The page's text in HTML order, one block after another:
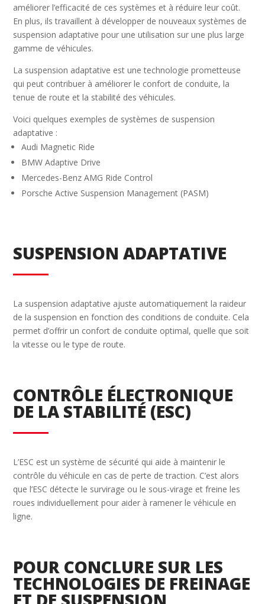
améliorer l’efficacité de ces systèmes et à réduire leur coût.
En plus, ils travaillent à développer de nouveaux systèmes de
suspension adaptative pour une utilisation sur une plus large
gamme de véhicules.
La suspension adaptative est une technologie prometteuse
qui peut contribuer à améliorer le confort de conduite, la
tenue de route et la stabilité des véhicules.
Voici quelques exemples de systèmes de suspension
adaptative :
Audi Magnetic Ride
BMW Adaptive Drive
Mercedes-Benz AMG Ride Control
Porsche Active Suspension Management (PASM)
SUSPENSION ADAPTATIVE
La suspension adaptative ajuste automatiquement la raideur
de la suspension en fonction des conditions de conduite. Cela
permet d’offrir un confort de conduite optimal, quelle que soit
la vitesse ou le type de route.
CONTRÔLE ÉLECTRONIQUE
DE LA STABILITÉ (ESC)
L’ESC est un système de sécurité qui aide à maintenir le
contrôle du véhicule en cas de perte de traction. C’est alors
que l’ESC détecte le survirage ou le sous-virage et freine les
roues individuellement pour aider à ramener le véhicule en
ligne.
POUR CONCLURE SUR LES
TECHNOLOGIES DE FREINAGE